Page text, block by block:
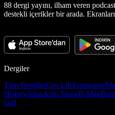
88 dergi yayını, ilham veren
destekli içerikler bir arada.
Dergiler
Tüm DergilerCeo LifeFormsante
HistoryAtlasAuto ShowB-Mag
Girl